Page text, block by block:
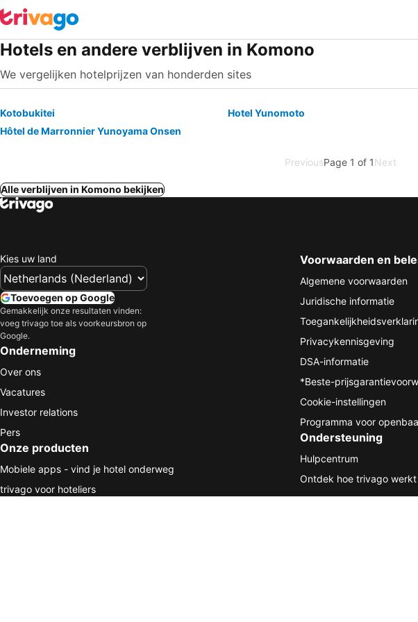
Hotels en andere verblijven in Komono
We vergelijken hotelprijzen van honderden sites
Kotobukitei Hotel Yunomoto
Hôtel de Marronnier Yunoyama Onsen
PreviousPage 1 of 1Next
Alle verblijven in Komono bekijken
Kies uw land
Toevoegen op Google
Gemakkelijk onze resultaten vinden:
voeg trivago toe als voorkeursbron op
Google.
Onderneming
Over ons
Vacatures
Investor relations
Pers
Onze producten
Mobiele apps - vind je hotel onderweg
trivago voor hoteliers
Voorwaarden en
Algemene voorwaarden
Juridische informatie
Privacykennisgeving
DSA-informatie
*Beste-
Cookie-instellingen
Programma voor
Ondersteuning
Hulpcentrum
Ontdek hoe trivago werkt